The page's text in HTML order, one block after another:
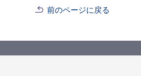
前のページに戻る